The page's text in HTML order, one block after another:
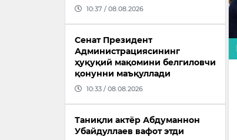
10:37 / 08.08.2026
Сенат Президент
Администрациясининг
ҳуқуқий мақомини белгиловчи
қонунни маъқуллади
10:33 / 08.08.2026
Таниқли актёр Абдуманнон
Убайдуллаев вафот этди